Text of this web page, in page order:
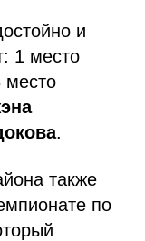
и
1 место
место
.
также
по